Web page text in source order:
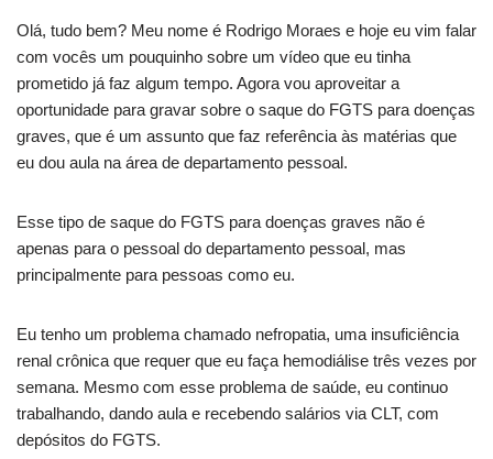
Olá, tudo bem? Meu nome é Rodrigo Moraes e hoje eu vim falar
com vocês um pouquinho sobre um vídeo que eu tinha
prometido já faz algum tempo. Agora vou aproveitar a
oportunidade para gravar sobre o saque do FGTS para doenças
graves, que é um assunto que faz referência às matérias que
eu dou aula na área de departamento pessoal.
Esse tipo de saque do FGTS para doenças graves não é
apenas para o pessoal do departamento pessoal, mas
principalmente para pessoas como eu.
Eu tenho um problema chamado nefropatia, uma insuficiência
renal crônica que requer que eu faça hemodiálise três vezes por
semana. Mesmo com esse problema de saúde, eu continuo
trabalhando, dando aula e recebendo salários via CLT, com
depósitos do FGTS.